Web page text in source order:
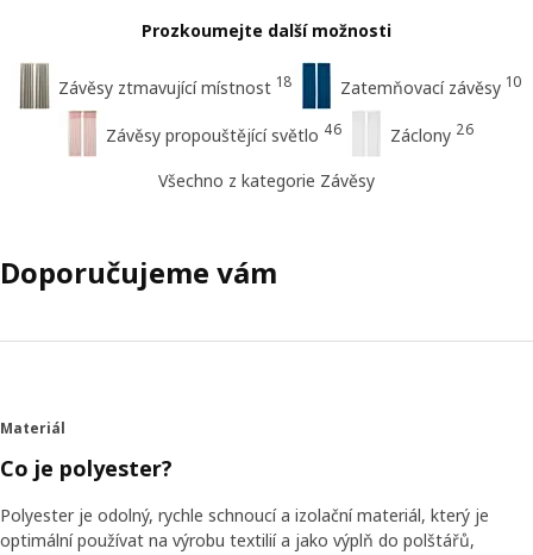
Prozkoumejte další možnosti
Závěsy ztmavující místnost 18 Zatemňovací závěsy 10
Závěsy propouštějící světlo 46 Záclony 26
Všechno z kategorie Závěsy
Doporučujeme vám
Materiál
Co je polyester?
Polyester je odolný, rychle schnoucí a izolační materiál, který je
optimální používat na výrobu textilií a jako výplň do polštářů,